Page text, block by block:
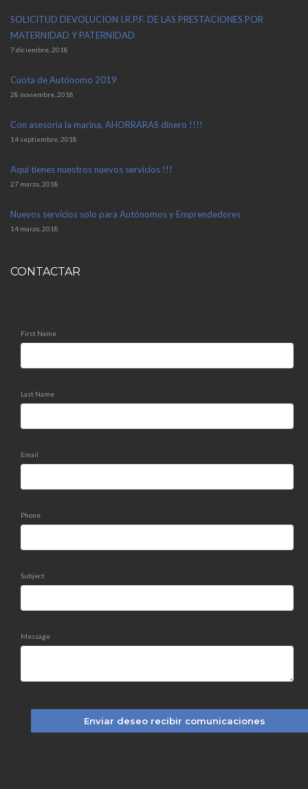
SOLICITUD DEVOLUCION I.R.P.F. DE LAS PRESTACIONES POR
MATERNIDAD Y PATERNIDAD
7 diciembre, 2018
Cuota de Autónomo 2019
28 noviembre, 2018
Con asesoria la marina, AHORRARAS dinero !!!!
14 septiembre, 2018
Aquí tienes nuestros nuevos servicios !!!
27 marzo, 2018
Nuevos servicios solo para Autónomos y Emprendedores
14 marzo, 2018
CONTACTAR
First Name
Last Name
Email
Phone
Subject
Message